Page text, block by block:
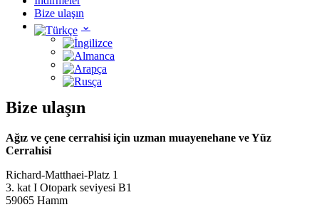
Bize ulaşın
Bize ulaşın
Ağız ve çene cerrahisi için uzman muayenehane ve Yüz
Cerrahisi
Richard-Matthaei-Platz 1
3. kat I Otopark seviyesi B1
59065 Hamm